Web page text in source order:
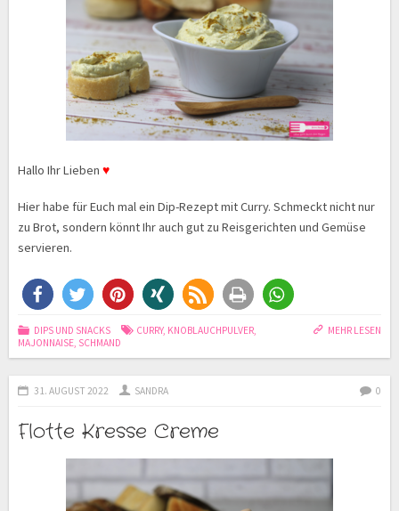
Hallo Ihr Lieben ♥
Hier habe für Euch mal ein Dip-Rezept mit Curry. Schmeckt nicht nur
zu Brot, sondern könnt Ihr auch gut zu Reisgerichten und Gemüse
servieren.
MEHR LESEN
DIPS UND SNACKS CURRY, KNOBLAUCHPULVER,
MAJONNAISE, SCHMAND
31. AUGUST 2022 SANDRA 0
Flotte Kresse Creme